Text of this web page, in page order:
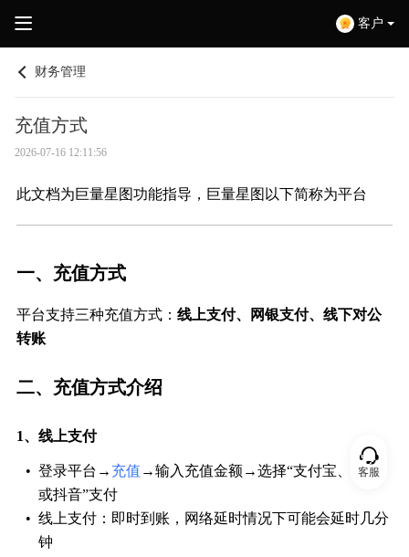
客户
财务管理
充值方式
2026-07-16 12:11:56
此文档为巨量星图功能指导，巨量星图以下简称为平台
一、充值方式
平台支持三种充值方式： 线上支付、网银支付、线下对公
转账
二、充值方式介绍
1、线上支付
• 登录平台→ 充值 →输入充值金额→选择“支付宝、微信
或抖音”支付
• 线上支付：即时到账，网络延时情况下可能会延时几分
钟
客服